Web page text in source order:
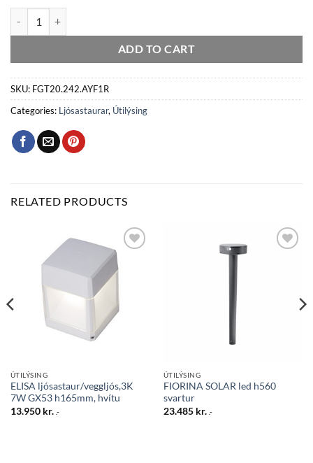
ADD TO CART
SKU: FGT20.242.AYF1R
Categories: Ljósastaurar, Útilýsing
RELATED PRODUCTS
Bæta
við á
óskalista
ÚTILÝSING
ELISA ljósastaur/veggljós,3K
7W GX53 h165mm, hvítu
13.950 kr. .-
ÚTILÝSING
FIORINA SOLAR led h560
svartur
23.485 kr. .-